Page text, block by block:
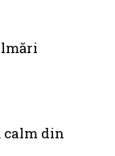
calm din